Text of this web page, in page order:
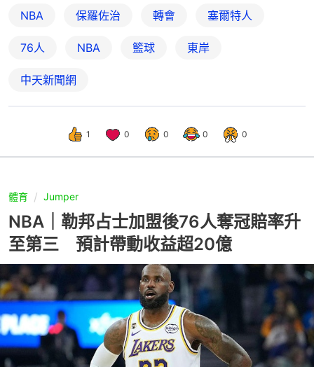
NBA 保羅佐治 轉會 塞爾特人
76人 NBA 籃球 東岸
中天新聞網
1 0 0 0 0
體育 Jumper
NBA｜勒邦占士加盟後76人奪冠賠率升
至第三 預計帶動收益超20億